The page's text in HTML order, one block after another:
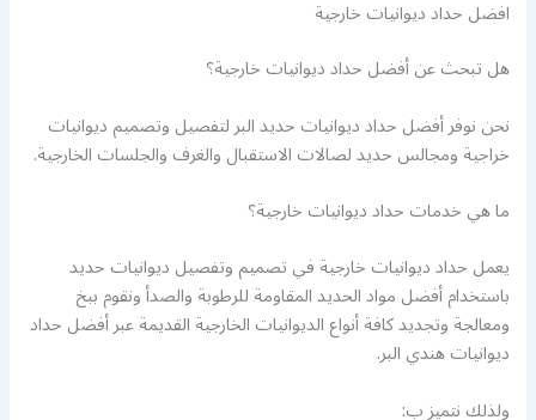
افضل حداد ديوانيات خارجية
هل تبحث عن أفضل حداد ديوانيات خارجية؟
نحن نوفر أفضل حداد ديوانيات حديد البر لتفصيل وتصميم ديوانيات
خراجية ومجالس حديد لصالات الاستقبال والغرف والجلسات الخارجية.
ما هي خدمات حداد ديوانيات خارجية؟
يعمل حداد ديوانيات خارجية في تصميم وتفصيل ديوانيات حديد
باستخدام أفضل مواد الحديد المقاومة للرطوبة والصدأ ونقوم ببخ
ومعالجة وتجديد كافة أنواع الديوانيات الخارجية القديمة عبر أفضل حداد
ديوانيات هندي البر.
ولذلك نتميز ب: